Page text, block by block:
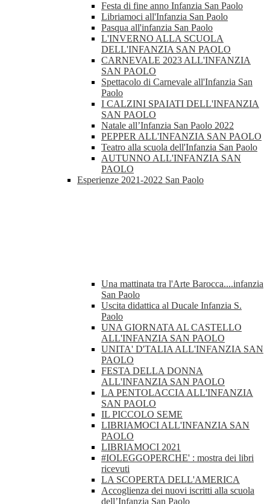
Festa di fine anno Infanzia San Paolo
Libriamoci all'Infanzia San Paolo
Pasqua all'infanzia San Paolo
L'INVERNO ALLA SCUOLA
DELL'INFANZIA SAN PAOLO
CARNEVALE 2023 ALL'INFANZIA
SAN PAOLO
Spettacolo di Carnevale all'Infanzia San
Paolo
I CALZINI SPAIATI DELL'INFANZIA
SAN PAOLO
Natale all’Infanzia San Paolo 2022
PEPPER ALL'INFANZIA SAN PAOLO
Teatro alla scuola dell'Infanzia San Paolo
AUTUNNO ALL'INFANZIA SAN
PAOLO
Esperienze 2021-2022 San Paolo
Una mattinata tra l'Arte Barocca....infanzia
San Paolo
Uscita didattica al Ducale Infanzia S.
Paolo
UNA GIORNATA AL CASTELLO
ALL'INFANZIA SAN PAOLO
UNITA' D'TALIA ALL'INFANZIA SAN
PAOLO
FESTA DELLA DONNA
ALL'INFANZIA SAN PAOLO
LA PENTOLACCIA ALL'INFANZIA
SAN PAOLO
IL PICCOLO SEME
LIBRIAMOCI ALL'INFANZIA SAN
PAOLO
LIBRIAMOCI 2021
#IOLEGGOPERCHE' : mostra dei libri
ricevuti
LA SCOPERTA DELL'AMERICA
Accoglienza dei nuovi iscritti alla scuola
dell’Infanzia San Paolo